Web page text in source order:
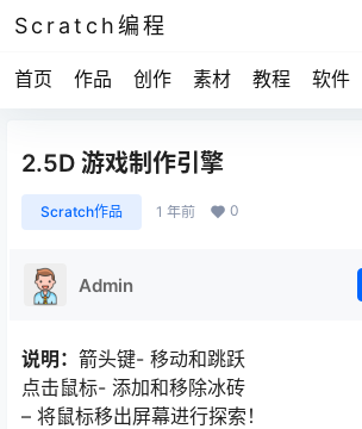
Scratch编程
首页 作品 创作 素材 教程 软件
2.5D 游戏制作引擎
Scratch作品 1 年前 0
Admin
说明： 箭头键- 移动和跳跃
点击鼠标- 添加和移除冰砖
– 将鼠标移出屏幕进行探索！